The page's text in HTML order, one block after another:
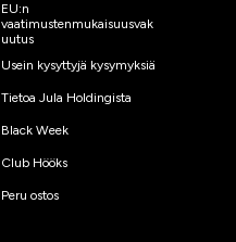
EU:n
vaatimustenmukaisuusvak
uutus
Usein kysyttyjä kysymyksiä
Tietoa Jula Holdingista
Black Week
Club Hööks
Peru ostos